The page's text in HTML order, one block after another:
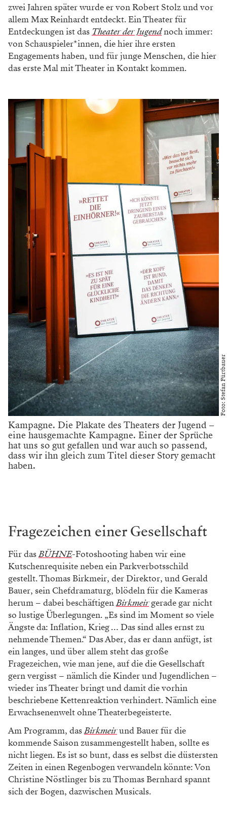
Theater der Jugend
der Jugend
Schwierige Themen werden in interessante und
komödiantische Unterhaltung verpackt. „Nicht
nur...
VON REDAKTION
Wir stehen hier in einer kleinen Seitengasse der
Neubaugasse im siebten Wiener Gemeindebezirk, der
Mondscheingasse. Hier ist eine der wichtigsten
analogen Kreativfabriken für Kinder und Jugendliche:
das Renaissancetheater. Seit 1920 heißt das
Theater der
so, und damals spielte der große kleine Hans
Moser hier. Vierzig Jahre war er damals alt, und erst
zwei Jahren später wurde er von Robert Stolz und vor
allem Max Reinhardt entdeckt. Ein Theater für
Entdeckungen ist dasTheater der Jugendnoch immer:
von Schauspieler*innen, die hier ihre ersten
Engagements haben, und für junge Menschen, die hier
das erste Mal mit Theater in Kontakt kommen.
Kampagne. Die Plakate des Theaters der Jugend –
eine hausgemachte Kampagne. Einer der Sprüche
hat uns so gut gefallen und war auch so passend,
dass wir ihn gleich zum Titel dieser Story gemacht
haben.